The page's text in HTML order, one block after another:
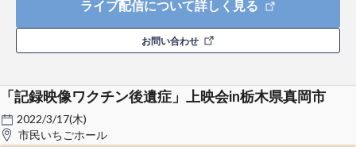
ライブ配信について詳しく見る
お問い合わせ
「記録映像ワクチン後遺症」上映会in栃木県真岡市
2022/3/17(木)
市民いちごホール